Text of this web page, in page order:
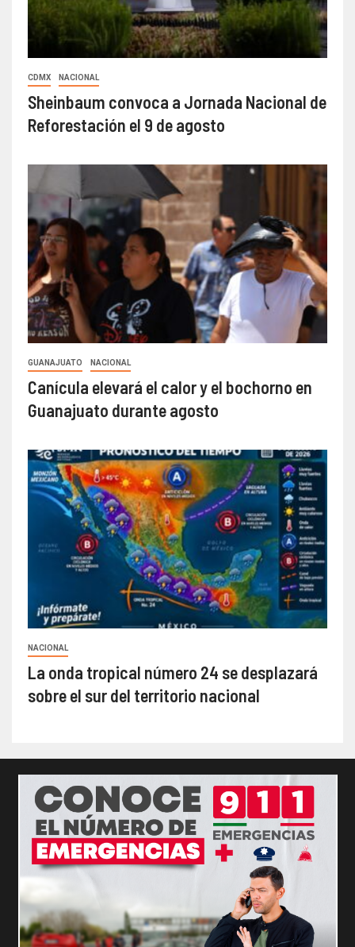
CDMX NACIONAL
Sheinbaum convoca a Jornada Nacional de
Reforestación el 9 de agosto
GUANAJUATO NACIONAL
Canícula elevará el calor y el bochorno en
Guanajuato durante agosto
NACIONAL
La onda tropical número 24 se desplazará
sobre el sur del territorio nacional